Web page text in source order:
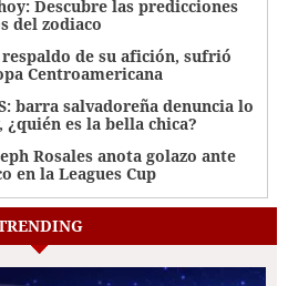
Descubre las predicciones
del zodiaco
de su afición, sufrió
Centroamericana
barra salvadoreña denuncia lo
es la bella chica?
Rosales anota golazo ante
en la Leagues Cup